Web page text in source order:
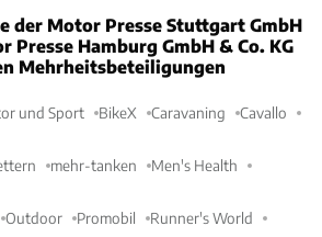
der Motor Presse Stuttgart GmbH
Presse Hamburg GmbH & Co. KG
Mehrheitsbeteiligungen
und Sport BikeX Caravaning Cavallo
mehr-tanken Men's Health
Outdoor Promobil Runner's World